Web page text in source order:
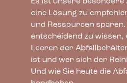
1.280,00€
eine Lösung zu
und Ressourcen sparen.
entscheidend zu
Leeren der
ist und wer sich der
Und wie Sie heute die